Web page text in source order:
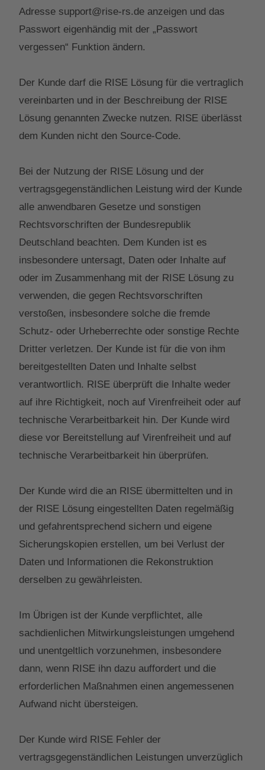
Adresse support@rise-rs.de anzeigen und das
Passwort eigenhändig mit der „Passwort
vergessen“ Funktion ändern.
Der Kunde darf die RISE Lösung für die vertraglich
vereinbarten und in der Beschreibung der RISE
Lösung genannten Zwecke nutzen. RISE überlässt
dem Kunden nicht den Source-Code.
Bei der Nutzung der RISE Lösung und der
vertragsgegenständlichen Leistung wird der Kunde
alle anwendbaren Gesetze und sonstigen
Rechtsvorschriften der Bundesrepublik
Deutschland beachten. Dem Kunden ist es
insbesondere untersagt, Daten oder Inhalte auf
oder im Zusammenhang mit der RISE Lösung zu
verwenden, die gegen Rechtsvorschriften
verstoßen, insbesondere solche die fremde
Schutz- oder Urheberrechte oder sonstige Rechte
Dritter verletzen. Der Kunde ist für die von ihm
bereitgestellten Daten und Inhalte selbst
verantwortlich. RISE überprüft die Inhalte weder
auf ihre Richtigkeit, noch auf Virenfreiheit oder auf
technische Verarbeitbarkeit hin. Der Kunde wird
diese vor Bereitstellung auf Virenfreiheit und auf
technische Verarbeitbarkeit hin überprüfen.
Der Kunde wird die an RISE übermittelten und in
der RISE Lösung eingestellten Daten regelmäßig
und gefahrentsprechend sichern und eigene
Sicherungskopien erstellen, um bei Verlust der
Daten und Informationen die Rekonstruktion
derselben zu gewährleisten.
Im Übrigen ist der Kunde verpflichtet, alle
sachdienlichen Mitwirkungsleistungen umgehend
und unentgeltlich vorzunehmen, insbesondere
dann, wenn RISE ihn dazu auffordert und die
erforderlichen Maßnahmen einen angemessenen
Aufwand nicht übersteigen.
Der Kunde wird RISE Fehler der
vertragsgegenständlichen Leistungen unverzüglich